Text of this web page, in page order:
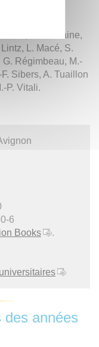
M. Fontaine,
L. Macé, S.
Régimbeau, M.-
Sibers, A. Tuaillon
P. Vitali.
6
Books
.
des années